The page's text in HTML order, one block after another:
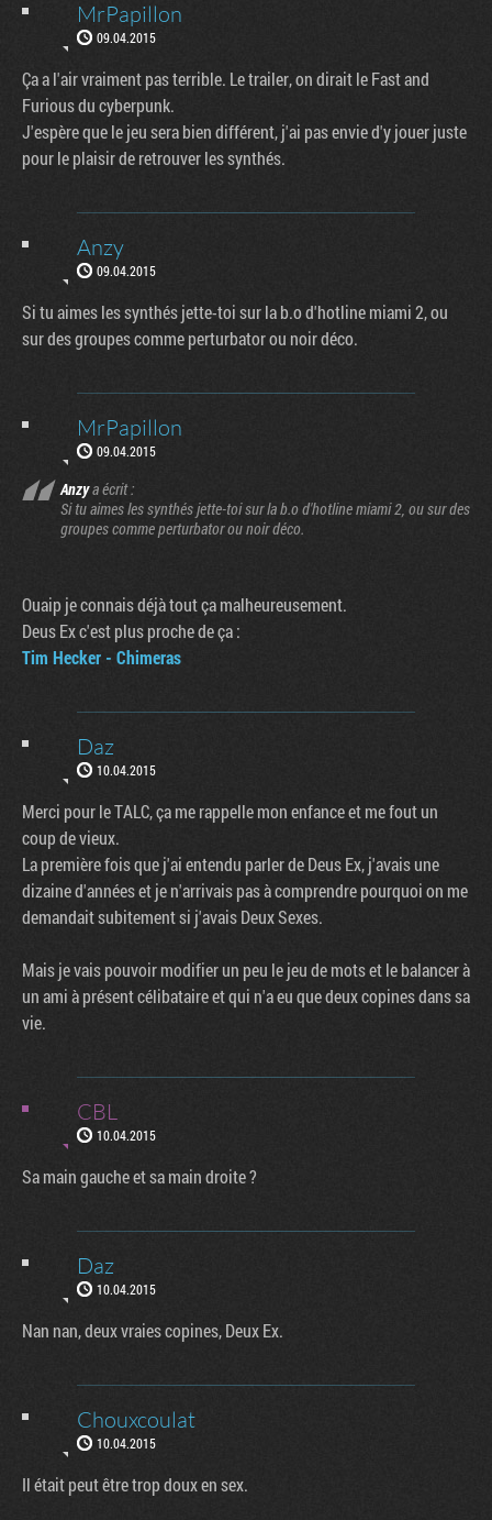
MrPapillon
09.04.2015
Ça a l'air vraiment pas terrible. Le trailer, on dirait le Fast and
Furious du cyberpunk.
J'espère que le jeu sera bien différent, j'ai pas envie d'y jouer juste
pour le plaisir de retrouver les synthés.
Anzy
09.04.2015
Si tu aimes les synthés jette-toi sur la b.o d'hotline miami 2, ou
sur des groupes comme perturbator ou noir déco.
MrPapillon
09.04.2015
Anzya écrit :
Si tu aimes les synthés jette-toi sur la b.o d'hotline miami 2, ou sur des
groupes comme perturbator ou noir déco.
Ouaip je connais déjà tout ça malheureusement.
Deus Ex c'est plus proche de ça :
Tim Hecker - Chimeras
Daz
10.04.2015
Merci pour le TALC, ça me rappelle mon enfance et me fout un
coup de vieux.
La première fois que j'ai entendu parler de Deus Ex, j'avais une
dizaine d'années et je n'arrivais pas à comprendre pourquoi on me
demandait subitement si j'avais Deux Sexes.
Mais je vais pouvoir modifier un peu le jeu de mots et le balancer à
un ami à présent célibataire et qui n'a eu que deux copines dans sa
vie.
CBL
10.04.2015
Sa main gauche et sa main droite ?
Daz
10.04.2015
Nan nan, deux vraies copines, Deux Ex.
Chouxcoulat
10.04.2015
Il était peut être trop doux en sex.